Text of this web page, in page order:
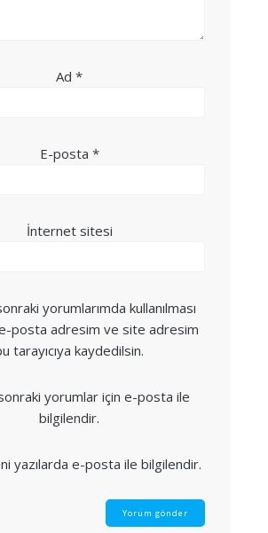
Ad *
E-posta *
İnternet sitesi
yorumlarımda kullanılması
e-posta adresim ve site adresim
tarayıcıya kaydedilsin.
yorumlar için e-posta ile
bilgilendir.
yazılarda e-posta ile bilgilendir.